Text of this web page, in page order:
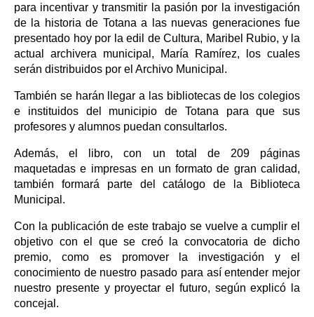
para incentivar y transmitir la pasión por la investigación
de la historia de Totana a las nuevas generaciones fue
presentado hoy por la edil de Cultura, Maribel Rubio, y la
actual archivera municipal, María Ramírez, los cuales
serán distribuidos por el Archivo Municipal.
También se harán llegar a las bibliotecas de los colegios
e instituidos del municipio de Totana para que sus
profesores y alumnos puedan consultarlos.
Además, el libro, con un total de 209 páginas
maquetadas e impresas en un formato de gran calidad,
también formará parte del catálogo de la Biblioteca
Municipal.
Con la publicación de este trabajo se vuelve a cumplir el
objetivo con el que se creó la convocatoria de dicho
premio, como es promover la investigación y el
conocimiento de nuestro pasado para así entender mejor
nuestro presente y proyectar el futuro, según explicó la
concejal.